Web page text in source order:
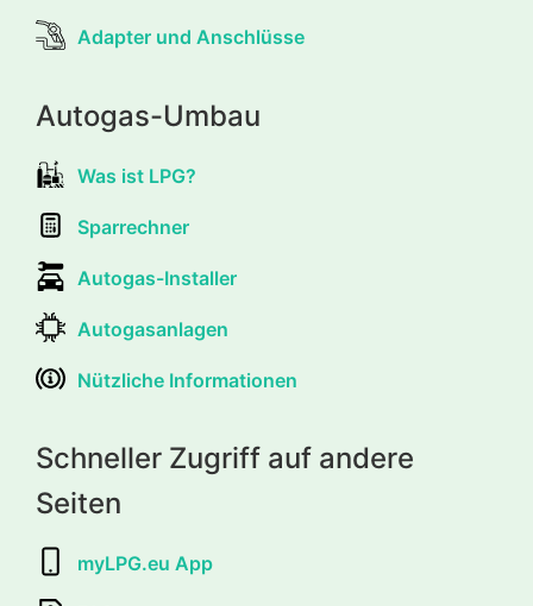
Adapter und Anschlüsse
Autogas-Umbau
Was ist LPG?
Sparrechner
Autogas-Installer
Autogasanlagen
Nützliche Informationen
Schneller Zugriff auf andere
Seiten
myLPG.eu App